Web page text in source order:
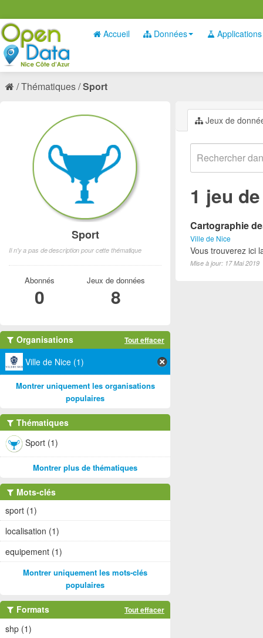
Accueil Données Applications
Thématiques Sport
Jeux de
1 jeu
Cartographie
Ville de Nice
Vous trouverez ici
Mise à jour: 17 Mai 2019
Sport
Il n'y a pas de description pour cette thématique
Abonnés
0
Jeux de données
8
Organisations Tout effacer
Ville de Nice (1)
Montrer uniquement les organisations
populaires
Thématiques
Sport (1)
Montrer plus de thématiques
Mots-clés
sport (1)
localisation (1)
equipement (1)
Montrer uniquement les mots-clés
populaires
Formats Tout effacer
shp (1)